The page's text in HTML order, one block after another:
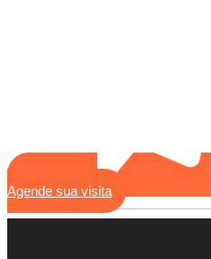
Agende sua visita